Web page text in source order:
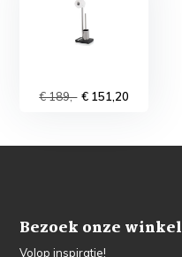
€ 189,- € 151,20
Bezoek onze winkel
Volop inspiratie!